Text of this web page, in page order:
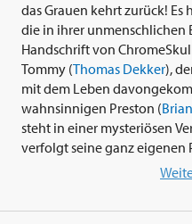
das Grauen kehrt zurück!
die in ihrer unmenschlichen
Handschrift von
Tommy (Thomas Dekker),
mit dem Leben
wahnsinnigen Preston (
steht in einer mysteriösen
verfolgt seine ganz eigenen
Wettlauf gegen die Zeit